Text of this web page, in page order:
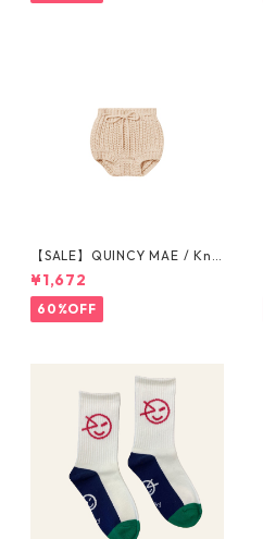
【SALE】QUINCY MAE / Knit
Tie Bloomer (12-18M/18-24
M/2-3Y)
¥1,672
60%OFF